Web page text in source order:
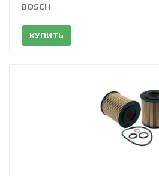
BOSCH
КУПИТЬ